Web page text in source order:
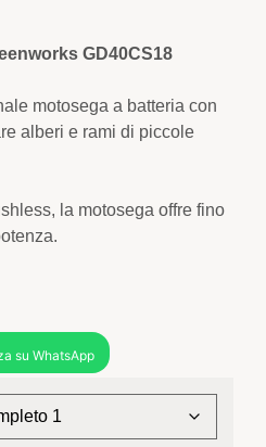
GD40CS18
motosega a batteria con
alberi e rami di piccole
la motosega offre fino